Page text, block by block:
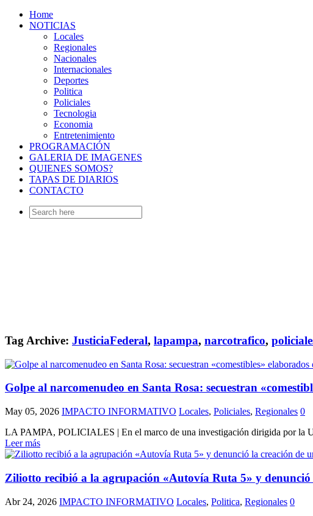
Home
NOTICIAS
Locales
Regionales
Nacionales
Internacionales
Deportes
Politica
Policiales
Tecnologia
Economia
Entretenimiento
PROGRAMACIÓN
GALERIA DE IMAGENES
QUIENES SOMOS?
TAPAS DE DIARIOS
CONTACTO
Search
for:
Tag Archive: JusticiaFederal, lapampa, narcotrafico,
Golpe al narcomenudeo en Santa Rosa: secuestran
May 05, 2026 IMPACTO INFORMATIVO Locales, Policiales, Regionales 0
LA PAMPA, POLICIALES | En el marco de una investigación dirigida por la
Leer más
Ziliotto recibió a la agrupación «Autovía Ruta 5» y
Abr 24, 2026 IMPACTO INFORMATIVO Locales, Politica, Regionales 0